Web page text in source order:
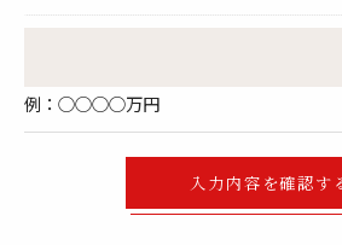
例：○○○○万円